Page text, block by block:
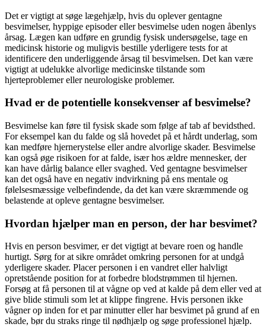
Det er vigtigt at søge lægehjælp, hvis du oplever gentagne
besvimelser, hyppige episoder eller besvimelse uden nogen åbenlys
årsag. Lægen kan udføre en grundig fysisk undersøgelse, tage en
medicinsk historie og muligvis bestille yderligere tests for at
identificere den underliggende årsag til besvimelsen. Det kan være
vigtigt at udelukke alvorlige medicinske tilstande som
hjerteproblemer eller neurologiske problemer.
Hvad er de potentielle konsekvenser af besvimelse?
Besvimelse kan føre til fysisk skade som følge af tab af bevidsthed.
For eksempel kan du falde og slå hovedet på et hårdt underlag, som
kan medføre hjernerystelse eller andre alvorlige skader. Besvimelse
kan også øge risikoen for at falde, især hos ældre mennesker, der
kan have dårlig balance eller svaghed. Ved gentagne besvimelser
kan det også have en negativ indvirkning på ens mentale og
følelsesmæssige velbefindende, da det kan være skræmmende og
belastende at opleve gentagne besvimelser.
Hvordan hjælper man en person, der har besvimet?
Hvis en person besvimer, er det vigtigt at bevare roen og handle
hurtigt. Sørg for at sikre området omkring personen for at undgå
yderligere skader. Placer personen i en vandret eller halvligt
opretstående position for at forbedre blodstrømmen til hjernen.
Forsøg at få personen til at vågne op ved at kalde på dem eller ved at
give blide stimuli som let at klippe fingrene. Hvis personen ikke
vågner op inden for et par minutter eller har besvimet på grund af en
skade, bør du straks ringe til nødhjælp og søge professionel hjælp.